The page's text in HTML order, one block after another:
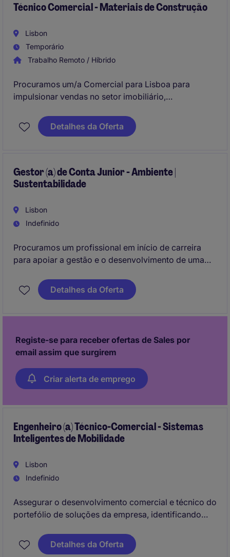
Técnico Comercial - Materiais de Construção
Lisbon
Temporário
Trabalho Remoto / Híbrido
Procuramos um/a Comercial para Lisboa para
impulsionar vendas no setor imobiliário,
O/A profissional será responsável por identificar
oportunidades de negócio e desenvolver relações
Detalhes da Oferta
Gestor (a) de Conta Junior - Ambiente |
Sustentabilidade
Lisbon
Indefinido
Procuramos um profissional em início de carreira
para apoiar a gestão e o desenvolvimento de uma
sua fidelização e crescimento através de uma
abordagem consultiva. A função combina
serviço prestado.
Detalhes da Oferta
Registe-se para receber ofertas de Sales por
email assim que surgirem
Criar alerta de emprego
Engenheiro (a) Técnico-Comercial - Sistemas
Inteligentes de Mobilidade
Lisbon
Indefinido
Assegurar o desenvolvimento comercial e técnico do
portefólio de soluções da empresa, identificando
contribuindo para a apresentação, especificação e
orçamentação de soluções inovadoras no âmbito da
Detalhes da Oferta